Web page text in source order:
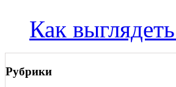
Как
Рубрики